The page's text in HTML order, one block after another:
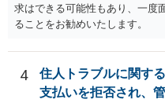
求はできる可能性もあり、一度
ることをお勧めいたします。
4
住人トラブルに関す
支払いを拒否され、